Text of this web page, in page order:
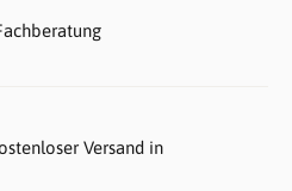
Versand in